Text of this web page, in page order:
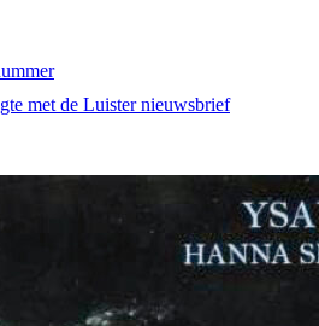
met de Luister nieuwsbrief